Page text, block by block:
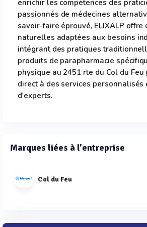
enrichir les compétences des
passionnés de médecines
savoir-faire éprouvé, ELIXALP offre
naturelles adaptées aux besoins
intégrant des pratiques
produits de parapharmacie
physique au 2451 rte du Col du
direct à des services personnalisés
d'experts.
Marques liées à l'entreprise
Col du Feu